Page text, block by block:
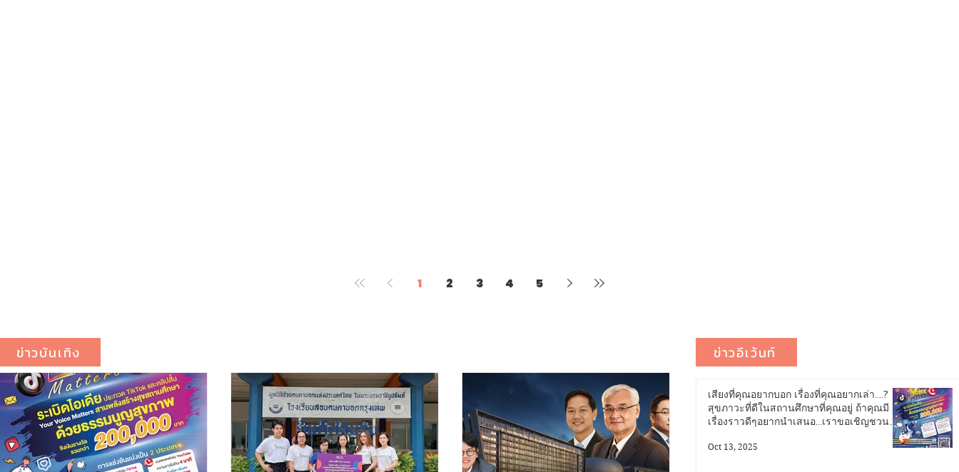
1 2 3 4 5
ข่าวบันเทิง ข่าวอีเว้นท์
เสียงที่คุณอยากบอก เรื่องที่คุณอยากเล่า....?
สุขภาวะที่ดีในสถานศึกษาที่คุณอยู่ ถ้าคุณมี
เรื่องราวดีๆอยากนำเสนอ...เราขอเชิญชวน
Oct 13, 2025